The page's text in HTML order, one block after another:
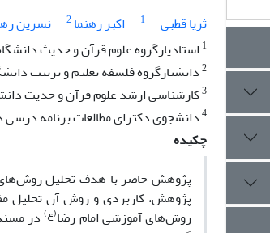
ثریا قطبی
1 اکبر رهنما2 نسرین
1 استادیارگروه علوم قرآن و حدیث
2دانشیارگروه فلسفه تعلیم و تربیت
3کارشناسی ارشد علوم قرآن و حدیث
4دانشجوی دکترای مطالعات برنامه درسی
چکیده
پژوهش حاضر با هدف تحلیل
پژوهش، کاربردی و روش آن تحلیل
روش‌های آموزشی امام رضا(ع)در